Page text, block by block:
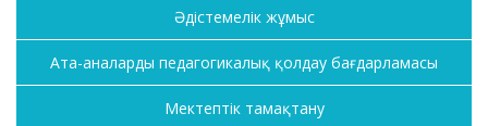
Әдістемелік жұмыс
Ата-аналарды педагогикалық қолдау бағдарламасы
Мектептік тамақтану